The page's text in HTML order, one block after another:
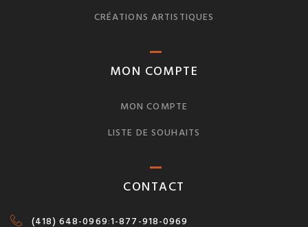
CRÉATIONS ARTISTIQUES
MON COMPTE
MON COMPTE
LISTE DE SOUHAITS
CONTACT
(418) 648-0969:1-877-918-0969